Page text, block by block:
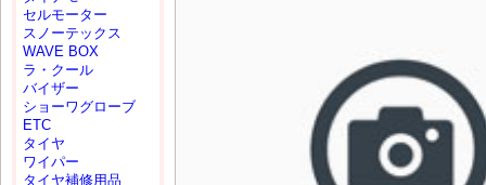
セルモーター
スノーテックス
WAVE BOX
ラ・クール
バイザー
ショーワグローブ
ETC
タイヤ
ワイパー
タイヤ補修用品